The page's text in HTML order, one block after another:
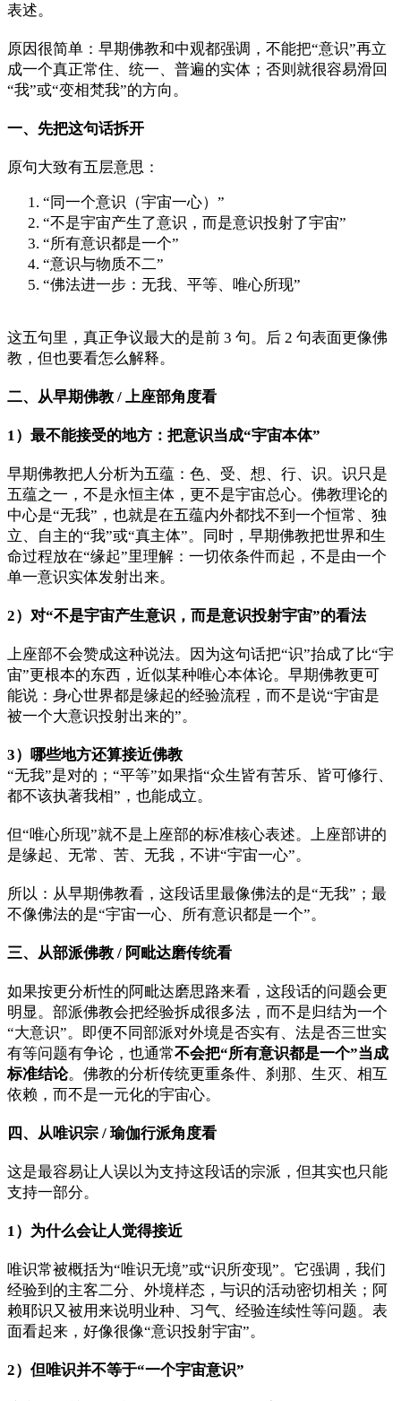
表述。
原因很简单：早期佛教和中观都强调，不能把“意识”再立
成一个真正常住、统一、普遍的实体；否则就很容易滑回
“我”或“变相梵我”的方向。
一、先把这句话拆开
原句大致有五层意思：
“同一个意识（宇宙一心）”
“不是宇宙产生了意识，而是意识投射了宇宙”
“所有意识都是一个”
“意识与物质不二”
“佛法进一步：无我、平等、唯心所现”
这五句里，真正争议最大的是前 3 句。后 2 句表面更像佛
教，但也要看怎么解释。
二、从早期佛教 / 上座部角度看
1）最不能接受的地方：把意识当成“宇宙本体”
早期佛教把人分析为五蕴：色、受、想、行、识。识只是
五蕴之一，不是永恒主体，更不是宇宙总心。佛教理论的
中心是“无我”，也就是在五蕴内外都找不到一个恒常、独
立、自主的“我”或“真主体”。同时，早期佛教把世界和生
命过程放在“缘起”里理解：一切依条件而起，不是由一个
单一意识实体发射出来。
2）对“不是宇宙产生意识，而是意识投射宇宙”的看法
上座部不会赞成这种说法。因为这句话把“识”抬成了比“宇
宙”更根本的东西，近似某种唯心本体论。早期佛教更可
能说：身心世界都是缘起的经验流程，而不是说“宇宙是
被一个大意识投射出来的”。
3）哪些地方还算接近佛教
“无我”是对的；“平等”如果指“众生皆有苦乐、皆可修行、
都不该执著我相”，也能成立。
但“唯心所现”就不是上座部的标准核心表述。上座部讲的
是缘起、无常、苦、无我，不讲“宇宙一心”。
所以：从早期佛教看，这段话里最像佛法的是“无我”；最
不像佛法的是“宇宙一心、所有意识都是一个”。
三、从部派佛教 / 阿毗达磨传统看
如果按更分析性的阿毗达磨思路来看，这段话的问题会更
明显。部派佛教会把经验拆成很多法，而不是归结为一个
“大意识”。即便不同部派对外境是否实有、法是否三世实
有等问题有争论，也通常不会把“所有意识都是一个”当成
标准结论。佛教的分析传统更重条件、刹那、生灭、相互
依赖，而不是一元化的宇宙心。
四、从唯识宗 / 瑜伽行派角度看
这是最容易让人误以为支持这段话的宗派，但其实也只能
支持一部分。
1）为什么会让人觉得接近
唯识常被概括为“唯识无境”或“识所变现”。它强调，我们
经验到的主客二分、外境样态，与识的活动密切相关；阿
赖耶识又被用来说明业种、习气、经验连续性等问题。表
面看起来，好像很像“意识投射宇宙”。
2）但唯识并不等于“一个宇宙意识”